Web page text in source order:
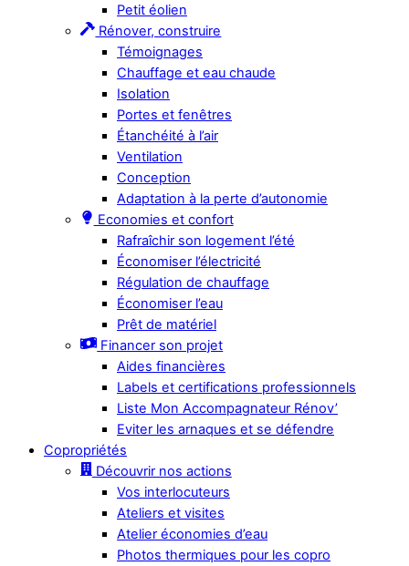
Petit éolien
Rénover, construire
Témoignages
Chauffage et eau chaude
Isolation
Portes et fenêtres
Étanchéité à l’air
Ventilation
Conception
Adaptation à la perte d’autonomie
Economies et confort
Rafraîchir son logement l’été
Économiser l’électricité
Régulation de chauffage
Économiser l’eau
Prêt de matériel
Financer son projet
Aides financières
Labels et certifications professionnels
Liste Mon Accompagnateur Rénov’
Eviter les arnaques et se défendre
Copropriétés
Découvrir nos actions
Vos interlocuteurs
Ateliers et visites
Atelier économies d’eau
Photos thermiques pour les copro